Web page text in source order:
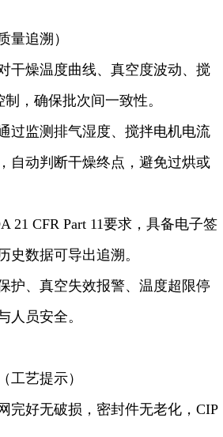
量追溯）
干燥温度曲线、真空度波动、搅
，确保批次间一致性。
过监测排气湿度、搅拌电机电流
自动判断干燥终点，避免过烘或
21 CFR Part 11要求，具备电子签
史数据可导出追溯。
护、真空失效报警、温度超限停
人员安全。
工艺提示）
完好无破损，密封件无老化，CIP